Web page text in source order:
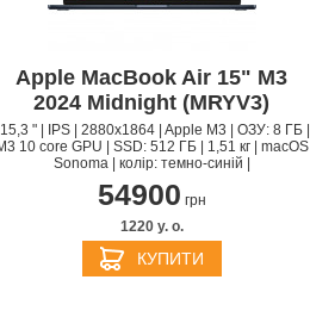
Apple MacBook Air 15" M3
2024 Midnight (MRYV3)
| 15,3 " | IPS | 2880x1864 | Apple M3 | ОЗУ: 8 ГБ |
10 core GPU | SSD: 512 ГБ | 1,51 кг | macOS
Sonoma | колір: темно-синій |
54900 грн
1220 y. о.
КУПИТИ